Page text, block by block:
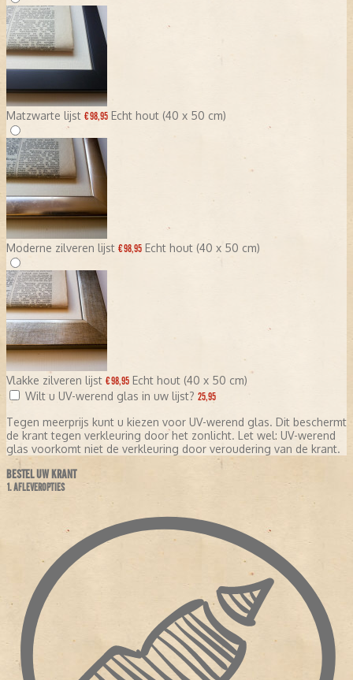
Matzwarte lijst € 98,95 Echt hout (40 x 50 cm)
Moderne zilveren lijst € 98,95 Echt hout (40 x 50 cm)
Vlakke zilveren lijst € 98,95 Echt hout (40 x 50 cm)
Wilt u UV-werend glas in uw lijst? 25,95
Tegen meerprijs kunt u kiezen voor UV-werend glas. Dit beschermt
de krant tegen verkleuring door het zonlicht. Let wel: UV-werend
glas voorkomt niet de verkleuring door veroudering van de krant.
BESTEL UW KRANT
1. AFLEVEROPTIES